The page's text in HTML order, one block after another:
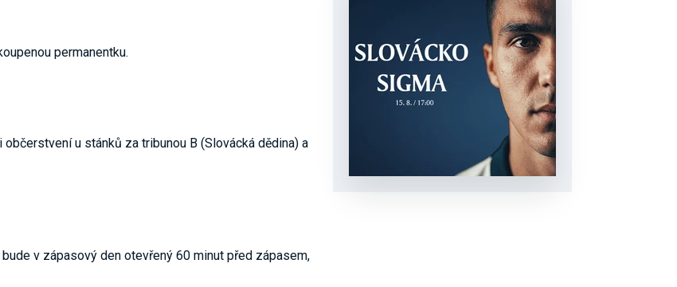
permanentku.
u stánků za tribunou B (Slovácká dědina) a
v zápasový den otevřený 60 minut před zápasem,